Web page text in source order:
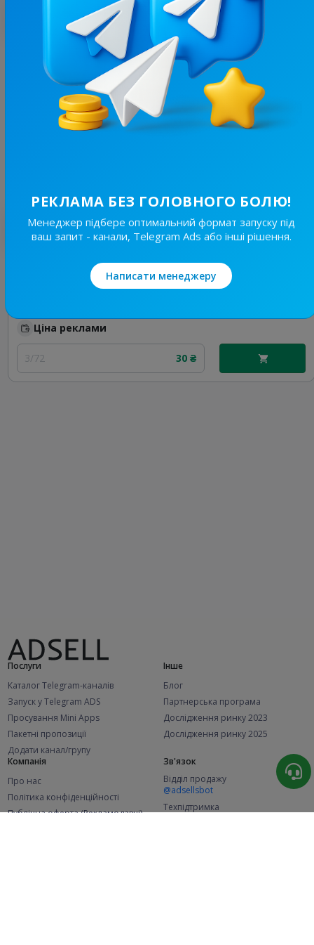
З цим каналом часто купують
/
2.2K
протеиновая принцесса👑
Спорт, Кулінарія
Ціна реклами
Найкращі за темою
/
322
Смачно та Корисно
Ціна реклами
3/72 30 ₴
Послуги
Каталог Telegram-каналів
Запуск у Telegram ADS
Просування Mini Apps
Пакетні пропозиції
Додати канал/групу
Інше
Блог
Партнерська програма
Дослідження ринку 2023
Дослідження ринку 2025
Компанія
Про нас
Політика конфіденційності
Публічна оферта (Рекламодавці)
Зв'язок
Відділ продажу
@adsellsbot
Техпідтримка
РЕКЛАМА БЕЗ ГОЛОВНОГО БОЛЮ!
Менеджер підбере оптимальний формат запуску під
ваш запит - канали, Telegram Ads або інші рішення.
Написати менеджеру